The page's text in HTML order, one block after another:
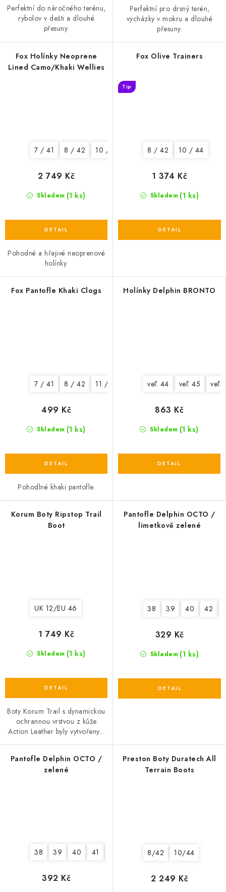
Perfektní do náročného terénu,
rybolov v dešti a dlouhé
přesuny.
Perfektní pro drsný terén,
vycházky v mokru a dlouhé
přesuny.
Fox Holínky Neoprene
Lined Camo/Khaki Wellies
7 / 41 8 / 42 10 / 44 12 / 46
Skladem (1 ks)
2 749 Kč
Pohodné a hřejivé neoprenové
holínky.
Fox Olive Trainers
Tip
8 / 42 10 / 44
Skladem (1 ks)
1 374 Kč
Fox Pantofle Khaki Clogs
7 / 41 8 / 42 11 / 45 12 / 46
Skladem (1 ks)
499 Kč
Pohodlné khaki pantofle.
Holínky Delphin BRONTO
veľ. 44 veľ. 45 veľ.
Skladem (1 ks)
863 Kč
Korum Boty Ripstop Trail
Boot
UK 12/EU 46
Skladem (1 ks)
1 749 Kč
Boty Korum Trail s dynamickou
ochrannou vrstvou z kůže
Action Leather byly vytvořeny...
Pantofle Delphin OCTO /
limetkově zelené
38 39 40 42
Skladem (1 ks)
329 Kč
Pantofle Delphin OCTO /
zelené
38 39 40 41 45
392 Kč
Preston Boty Duratech All
Terrain Boots
8/42 10/44
2 249 Kč